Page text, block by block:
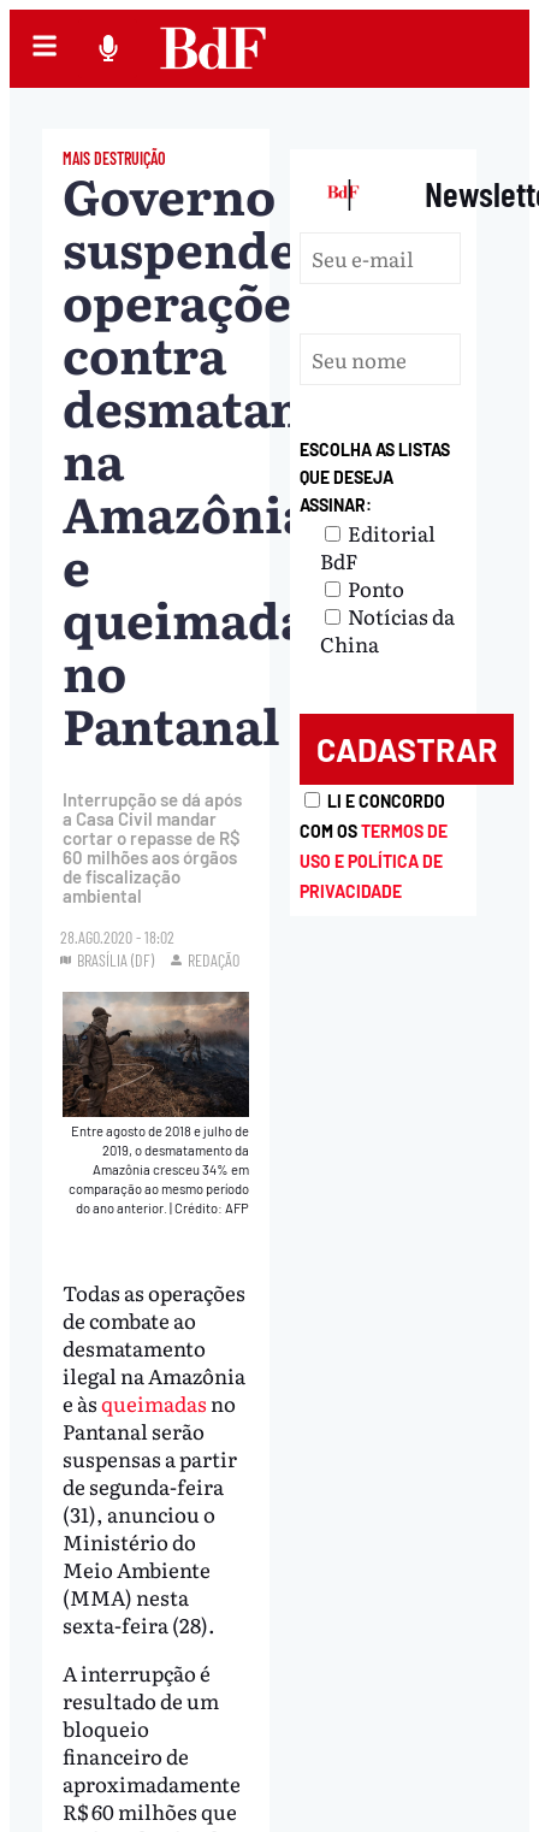
MAIS DESTRUIÇÃO
Governo
suspende
operações
contra
desmatamento
na
Amazônia
e
queimadas
no
Pantanal
Interrupção se dá após
a Casa Civil mandar
cortar o repasse de R$
60 milhões aos órgãos
de fiscalização
ambiental
28.AGO.2020 - 18:02
BRASÍLIA (DF)
REDAÇÃO
Entre agosto de 2018 e julho de
2019, o desmatamento da
Amazônia cresceu 34% em
comparação ao mesmo período
do ano anterior.|Crédito: AFP
Todas as operações
de combate ao
desmatamento
ilegal na Amazônia
e àsqueimadas no
Pantanal serão
suspensas a partir
de segunda-feira
(31), anunciou o
Ministério do
Meio Ambiente
(MMA) nesta
sexta-feira (28).
A interrupção é
resultado de um
bloqueio
financeiro de
aproximadamente
R$ 60 milhões que
|
ESCOLHA AS LISTAS
QUE DESEJA
ASSINAR:
Editorial
BdF
Ponto
Notícias da
China
LI E CONCORDO
COM OSTERMOS DE
USO E POLÍTICA DE
PRIVACIDADE